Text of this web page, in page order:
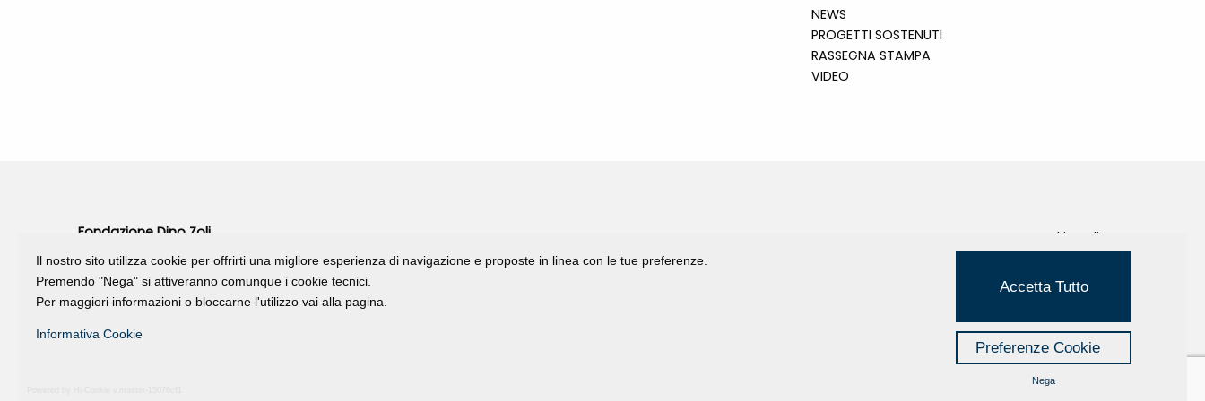
NEWS
PROGETTI SOSTENUTI
RASSEGNA STAMPA
VIDEO
Fondazione Dino Zoli
viale Bologna 288, Forlì
Fondo dot. euro 285.000 i.v.
CF e P.IVA 03692820404
Isc.Reg Per.Giu. n. 10404
Cookie Policy
Managed by Hi-Net
Il nostro sito utilizza cookie per offrirti una migliore esperienza di navigazione e proposte in linea con le tue preferenze.
Premendo "Nega" si attiveranno comunque i cookie tecnici.
Per maggiori informazioni o bloccarne l'utilizzo vai alla pagina.
Informativa Cookie
Accetta Tutto
Preferenze Cookie
Nega